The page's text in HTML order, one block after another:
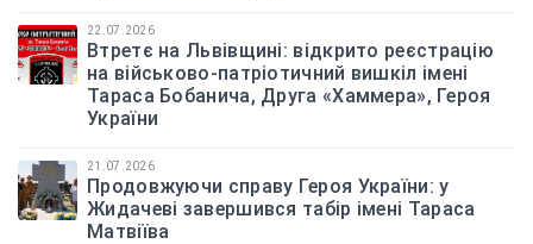
22.07.2026
Втретє на Львівщині: відкрито реєстрацію
на військово-патріотичний вишкіл імені
Тараса Бобанича, Друга «Хаммера», Героя
України
21.07.2026
Продовжуючи справу Героя України: у
Жидачеві завершився табір імені Тараса
Матвіїва